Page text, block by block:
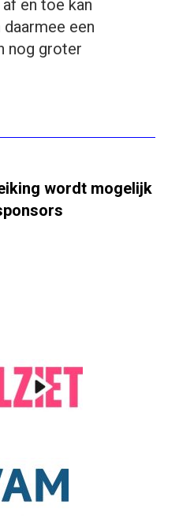
en toe kan
een
nog groter
wordt mogelijk